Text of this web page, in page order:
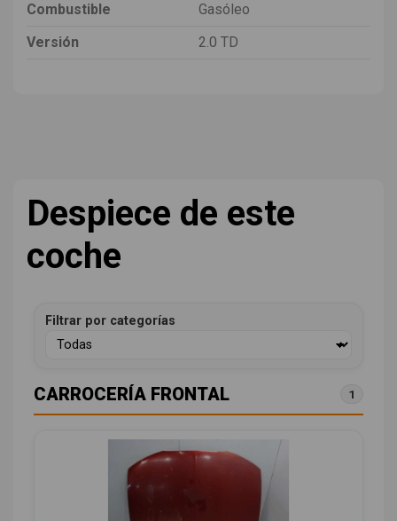
Combustible
Gasóleo
Versión
2.0 TD
Despiece de este
coche
Filtrar por categorías
CARROCERÍA FRONTAL 1